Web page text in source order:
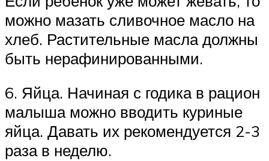
можно мазать сливочное масло на
хлеб. Растительные масла должны
быть нерафинированными.
6. Яйца. Начиная с годика в рацион
малыша можно вводить куриные
яйца. Давать их рекомендуется 2-3
раза в неделю.